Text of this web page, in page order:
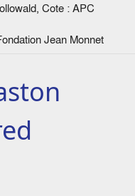
Cote : APC
Jean Monnet